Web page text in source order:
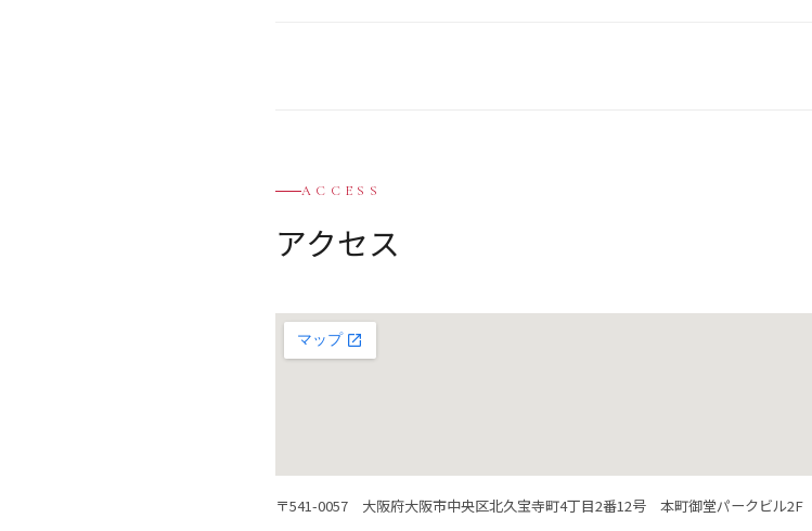
ACCESS
アクセス
〒541-0057 大阪府大阪市中央区北久宝寺町4丁目2番12号 本町御堂パークビル2F